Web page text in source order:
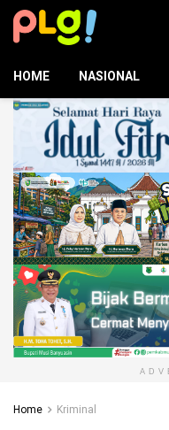
HOME NASIONAL
Home Kriminal